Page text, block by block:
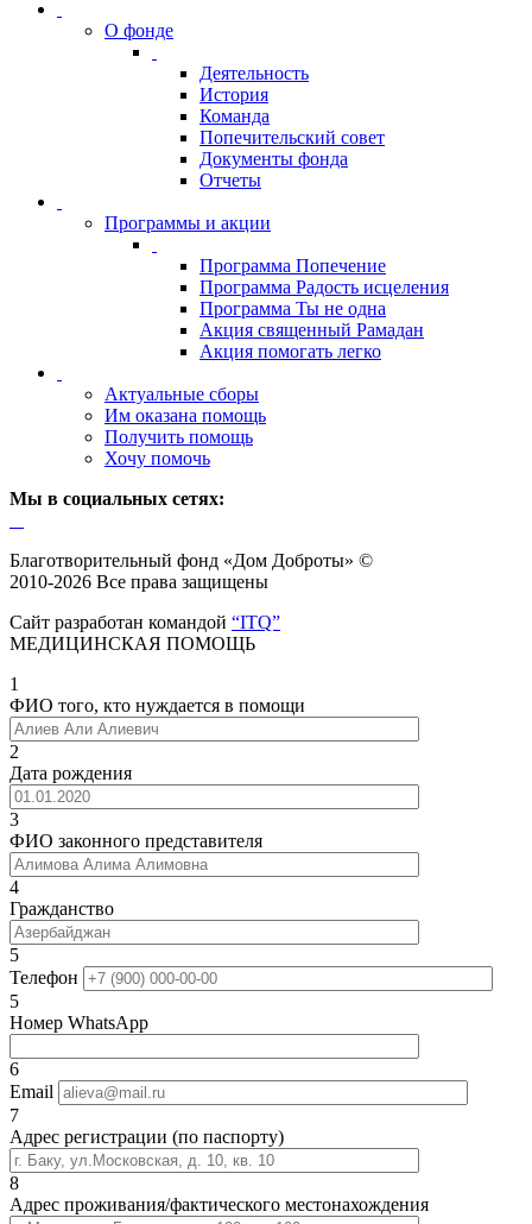
О фонде
Деятельность
История
Команда
Попечительский совет
Документы фонда
Отчеты
Программы и акции
Программа Попечение
Программа Радость исцеления
Программа Ты не одна
Акция священный Рамадан
Акция помогать легко
Актуальные сборы
Им оказана помощь
Получить помощь
Хочу помочь
Мы в социальных сетях:
Благотворительный фонд «Дом Доброты» ©
2010-2026 Все права защищены
Сайт разработан командой “ITQ”
МЕДИЦИНСКАЯ ПОМОЩЬ
1
ФИО того, кто нуждается в помощи
2
Дата рождения
3
ФИО законного представителя
4
Гражданство
5
Телефон
5
Номер WhatsApp
6
Email
7
Адрес регистрации (по паспорту)
8
Адрес проживания/фактического местонахождения